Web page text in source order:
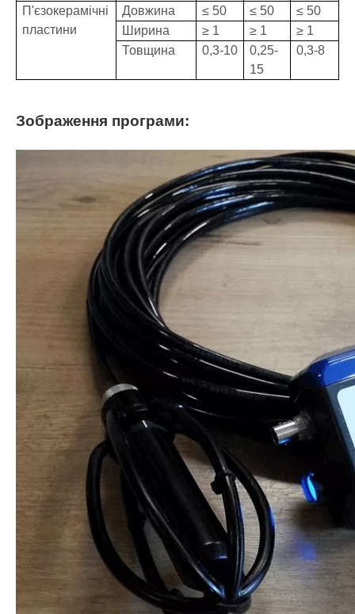
П'єзокерамічні
пластини
Довжина ≤ 50 ≤ 50
≤ 50
Ширина
≥ 1 ≥ 1
≥ 1
Товщина
0,3-10
0,25-
15
0,3-8
Зображення програми: